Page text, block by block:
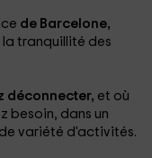
de Barcelone,
tranquillité des
déconnecter, et où
besoin, dans un
variété d'activités.